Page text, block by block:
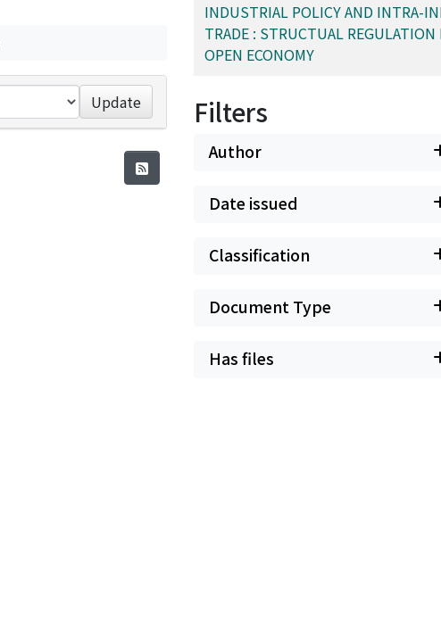
Update
INDUSTRIAL POLICY AND INTRA-
TRADE : STRUCTUAL
OPEN ECONOMY
Filters
Author
Date issued
Classification
Document Type
Has files